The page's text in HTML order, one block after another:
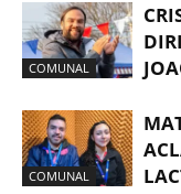
COMUNAL
COMUNAL